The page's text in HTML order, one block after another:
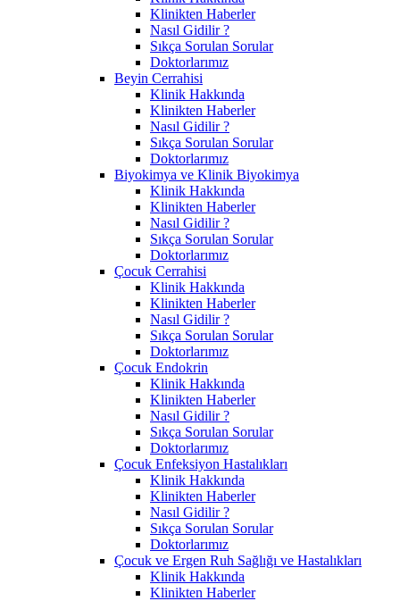
Klinikten Haberler
Nasıl Gidilir ?
Sıkça Sorulan Sorular
Doktorlarımız
Beyin Cerrahisi
Klinik Hakkında
Klinikten Haberler
Nasıl Gidilir ?
Sıkça Sorulan Sorular
Doktorlarımız
Biyokimya ve Klinik Biyokimya
Klinik Hakkında
Klinikten Haberler
Nasıl Gidilir ?
Sıkça Sorulan Sorular
Doktorlarımız
Çocuk Cerrahisi
Klinik Hakkında
Klinikten Haberler
Nasıl Gidilir ?
Sıkça Sorulan Sorular
Doktorlarımız
Çocuk Endokrin
Klinik Hakkında
Klinikten Haberler
Nasıl Gidilir ?
Sıkça Sorulan Sorular
Doktorlarımız
Çocuk Enfeksiyon Hastalıkları
Klinik Hakkında
Klinikten Haberler
Nasıl Gidilir ?
Sıkça Sorulan Sorular
Doktorlarımız
Çocuk ve Ergen Ruh Sağlığı ve Hastalıkları
Klinik Hakkında
Klinikten Haberler